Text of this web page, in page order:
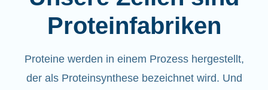
Proteinfabriken
Proteine werden in einem Prozess hergestellt,
der als Proteinsynthese bezeichnet wird. Und